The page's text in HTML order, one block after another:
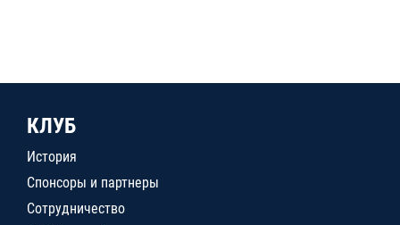
КЛУБ
История
Спонсоры и партнеры
Сотрудничество